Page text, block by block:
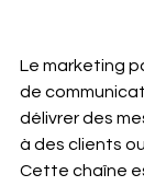
Le marketing
de
délivrer des
à des clients
Cette chaîne